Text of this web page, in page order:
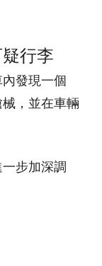
行李
發現一個
械，並在車輛
步加深調